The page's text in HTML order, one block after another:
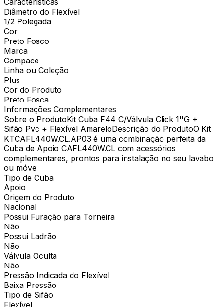
Diâmetro do Flexível
1/2 Polegada
Cor
Preto Fosco
Marca
Compace
Linha ou Coleção
Plus
Cor do Produto
Preto Fosca
Informações Complementares
Sobre o ProdutoKit Cuba F44 C/Válvula Click 1''G +
Sifão Pvc + Flexível AmareloDescrição do ProdutoO Kit
KTCAFL440W.CL.AP03 é uma combinação perfeita da
Cuba de Apoio CAFL440W.CL com acessórios
complementares, prontos para instalação no seu lavabo
ou móve
Tipo de Cuba
Apoio
Origem do Produto
Nacional
Possui Furação para Torneira
Não
Possui Ladrão
Não
Válvula Oculta
Não
Pressão Indicada do Flexível
Baixa Pressão
Tipo de Sifão
Flexível